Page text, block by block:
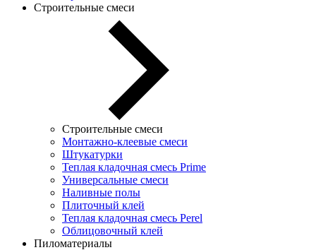
Строительные смеси
Строительные смеси
Монтажно-клеевые смеси
Штукатурки
Теплая кладочная смесь Prime
Универсальные смеси
Наливные полы
Плиточный клей
Теплая кладочная смесь Perel
Облицовочный клей
Пиломатериалы